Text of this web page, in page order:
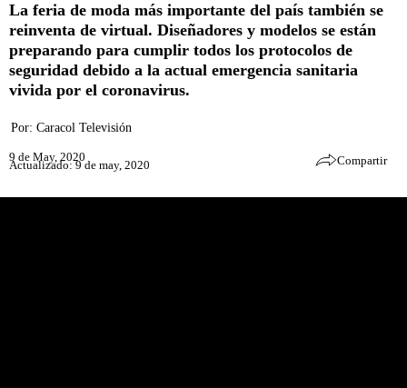
La feria de moda más importante del país también se
reinventa de virtual. Diseñadores y modelos se están
preparando para cumplir todos los protocolos de
seguridad debido a la actual emergencia sanitaria
vivida por el coronavirus.
Por: Caracol Televisión
9 de May, 2020
Actualizado: 9 de may, 2020 Compartir